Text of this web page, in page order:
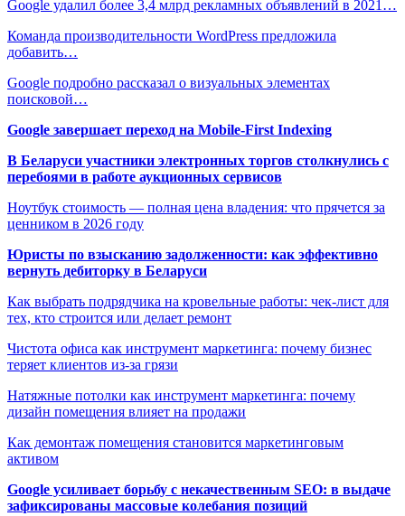
Google удалил более 3,4 млрд рекламных объявлений в 2021…
Команда производительности WordPress предложила
добавить…
Google подробно рассказал о визуальных элементах
поисковой…
Google завершает переход на Mobile-First Indexing
В Беларуси участники электронных торгов столкнулись с
перебоями в работе аукционных сервисов
Ноутбук стоимость — полная цена владения: что прячется за
ценником в 2026 году
Юристы по взысканию задолженности: как эффективно
вернуть дебиторку в Беларуси
Как выбрать подрядчика на кровельные работы: чек-лист для
тех, кто строится или делает ремонт
Чистота офиса как инструмент маркетинга: почему бизнес
теряет клиентов из-за грязи
Натяжные потолки как инструмент маркетинга: почему
дизайн помещения влияет на продажи
Как демонтаж помещения становится маркетинговым
активом
Google усиливает борьбу с некачественным SEO: в выдаче
зафиксированы массовые колебания позиций